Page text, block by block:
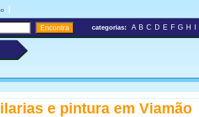
|
categorias: A B C D E F G H
e pintura em Viamão